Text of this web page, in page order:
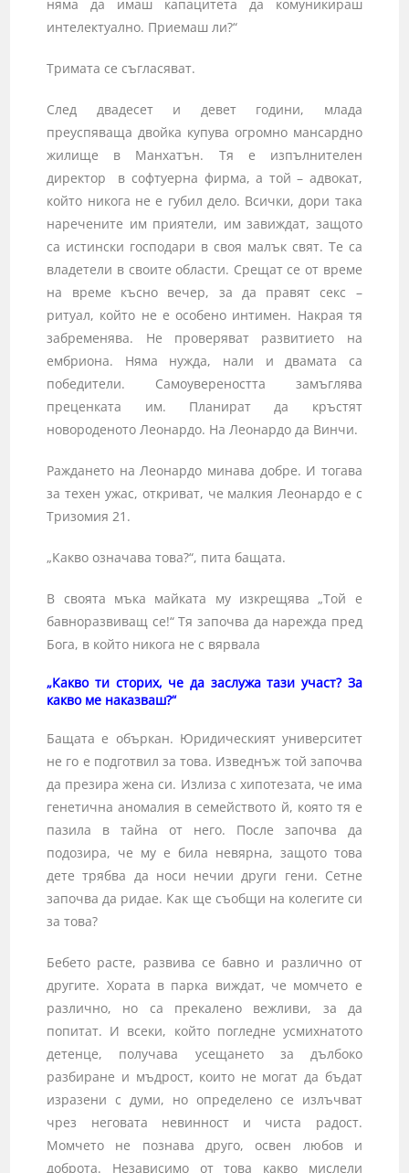
няма да имаш капацитета да комуникираш
интелектуално. Приемаш ли?“
Тримата се съгласяват.
След двадесет и девет години, млада
преуспяваща двойка купува огромно мансардно
жилище в Манхатън. Тя е изпълнителен
директор в софтуерна фирма, а той – адвокат,
който никога не е губил дело. Всички, дори така
наречените им приятели, им завиждат, защото
са истински господари в своя малък свят. Те са
владетели в своите области. Срещат се от време
на време късно вечер, за да правят секс –
ритуал, който не е особено интимен. Накрая тя
забременява. Не проверяват развитието на
ембриона. Няма нужда, нали и двамата са
победители. Самоувереността замъглява
преценката им. Планират да кръстят
новороденото Леонардо. На Леонардо да Винчи.
Раждането на Леонардо минава добре. И тогава
за техен ужас, откриват, че малкия Леонардо е с
Тризомия 21.
„Какво означава това?“, пита бащата.
В своята мъка майката му изкрещява „Той е
бавноразвиващ се!“ Тя започва да нарежда пред
Бога, в който никога не с вярвала
„Какво ти сторих, че да заслужа тази участ? За
какво ме наказваш?“
Бащата е объркан. Юридическият университет
не го е подготвил за това. Изведнъж той започва
да презира жена си. Излиза с хипотезата, че има
генетична аномалия в семейството й, която тя е
пазила в тайна от него. После започва да
подозира, че му е била невярна, защото това
дете трябва да носи нечии други гени. Сетне
започва да ридае. Как ще съобщи на колегите си
за това?
Бебето расте, развива се бавно и различно от
другите. Хората в парка виждат, че момчето е
различно, но са прекалено вежливи, за да
попитат. И всеки, който погледне усмихнатото
детенце, получава усещането за дълбоко
разбиране и мъдрост, които не могат да бъдат
изразени с думи, но определено се излъчват
чрез неговата невинност и чиста радост.
Момчето не познава друго, освен любов и
доброта. Независимо от това какво мислели